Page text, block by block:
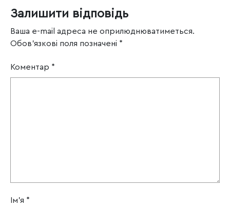
Залишити відповідь
Ваша e-mail адреса не оприлюднюватиметься.
Обов’язкові поля позначені *
Коментар *
Ім'я *